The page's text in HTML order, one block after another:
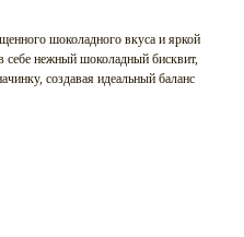
шоколадного вкуса и яркой
себе нежный шоколадный бисквит,
создавая идеальный баланс